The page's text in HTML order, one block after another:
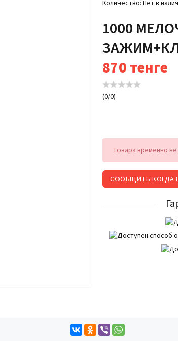
Количество Нет в
1000
870тенге
(0/0)
Товара временно
СООБЩИТЬ КОГДА